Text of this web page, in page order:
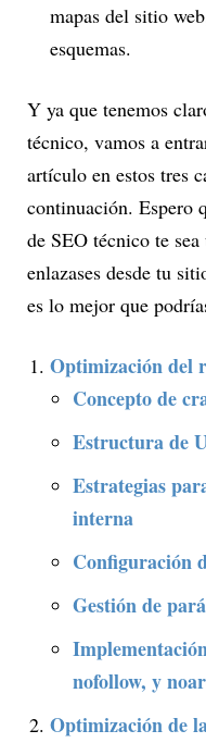
mapas del sitio
esquemas.
Y ya que tenemos
técnico, vamos a
artículo en estos tres
continuación. Espero
de SEO técnico te
enlazases desde tu
es lo mejor que
Optimización del
Concepto de
Estructura de
Estrategias
interna
Configuración
Gestión de
nofollow, y
Optimización de